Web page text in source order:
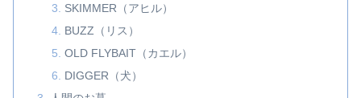
SKIMMER（アヒル）
BUZZ（リス）
OLD FLYBAIT（カエル）
DIGGER（犬）